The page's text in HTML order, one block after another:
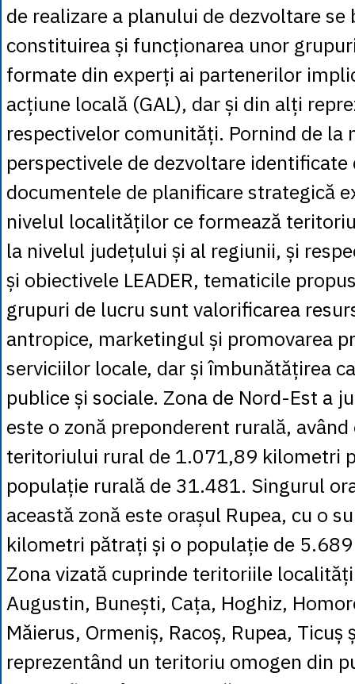
de realizare a planului de dezvoltare se
constituirea și funcționarea unor
formate din experți ai partenerilor
acțiune locală (GAL), dar și din alți
respectivelor comunități. Pornind de la
perspectivele de dezvoltare identificate
documentele de planificare strategică
nivelul localităților ce formează
la nivelul județului și al regiunii, și
și obiectivele LEADER, tematicile
grupuri de lucru sunt valorificarea
antropice, marketingul și promovarea
serviciilor locale, dar și îmbunătățirea
publice și sociale. Zona de Nord-Est a
este o zonă preponderent rurală,
teritoriului rural de 1.071,89 kilometri
populație rurală de 31.481. Singurul
această zonă este orașul Rupea, cu o
kilometri pătrați și o populație de
Zona vizată cuprinde teritoriile
Augustin, Bunești, Cața, Hoghiz,
Măierus, Ormeniș, Racoș, Rupea, Ticuș
reprezentând un teritoriu omogen din